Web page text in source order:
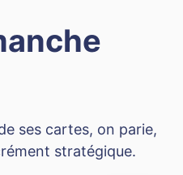
ses cartes, on parie,
stratégique.